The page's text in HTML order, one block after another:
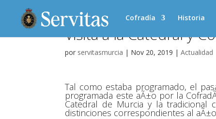
Cofradía Historia
Visita a la Catedral y
por servitasmurcia | Nov 20, 2019 |Actualidad
Tal como estaba programado, el
programada este aÃ±o por la
Catedral de Murcia y la
distinciones correspondientes al